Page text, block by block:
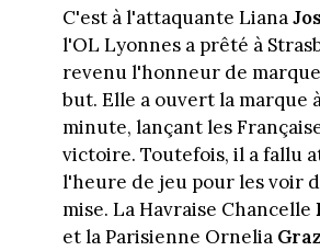
C'est à l'attaquante Liana
l'OL Lyonnes a prêté à
revenu l'honneur de
but. Elle a ouvert la marque
minute, lançant les
victoire. Toutefois, il a fallu
l'heure de jeu pour les voir
mise. La Havraise Chancelle
et la Parisienne Ornelia